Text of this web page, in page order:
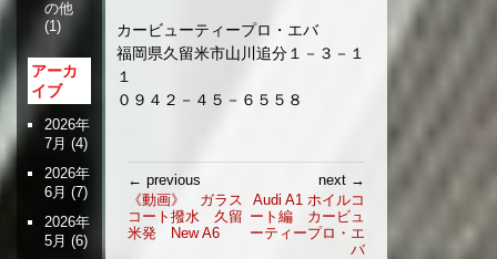
カービューティープロ・エバ
福岡県久留米市山川追分１－３－１
１
０９４２－４５－６５５８
稿
ナ
ビ
← previous
《動画》 ガラス
コート撥水 久留
米発 New A6
next →
Audi A1 ホイルコ
ート編 カービュ
ーティープロ・エ
バ
の他
(1)
アーカ
イブ
2026年
7月 (4)
2026年
6月 (7)
2026年
5月 (6)